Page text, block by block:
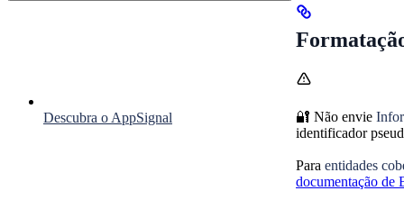
Descubra o AppSignal 🔐 Não envie
identificador
Para entidades
documentação de